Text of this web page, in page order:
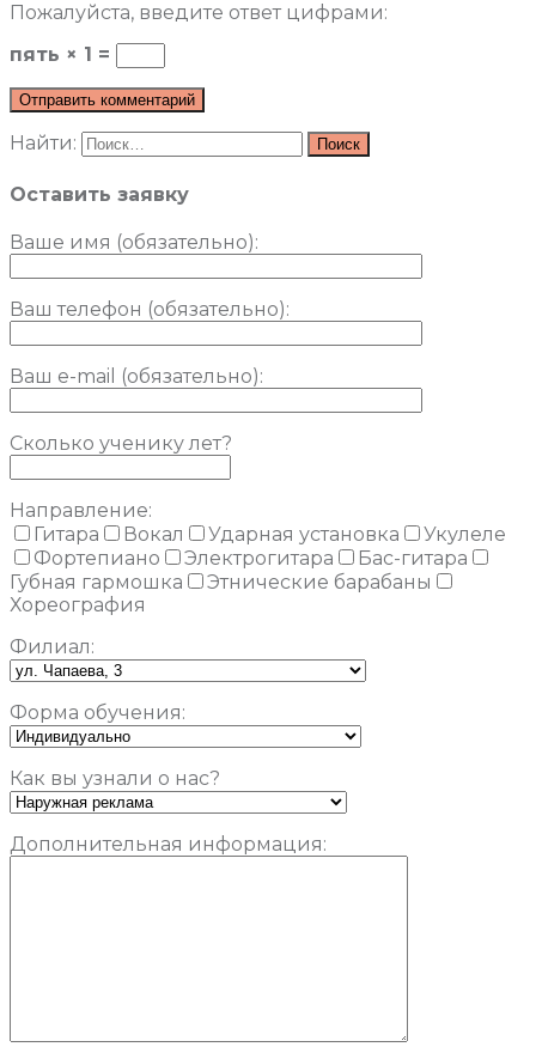
Пожалуйста, введите ответ цифрами:
пять × 1 =
Найти:
Оставить заявку
Ваше имя (обязательно):
Ваш телефон (обязательно):
Ваш e-mail (обязательно):
Сколько ученику лет?
Направление:
Гитара
Вокал Ударная установка
Укулеле
Фортепиано
Электрогитара
Бас-гитара
Губная гармошка
Этнические барабаны
Хореография
Филиал:
Форма обучения:
Как вы узнали о нас?
Дополнительная информация: